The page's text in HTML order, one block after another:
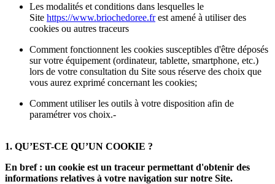
Les modalités et conditions dans lesquelles le
Site https://www.briochedoree.frest amené à utiliser des
cookies ou autres traceurs
Comment fonctionnent les cookies susceptibles d'être déposés
sur votre équipement (ordinateur, tablette, smartphone, etc.)
lors de votre consultation du Site sous réserve des choix que
vous aurez exprimé concernant les cookies;
Comment utiliser les outils à votre disposition afin de
paramétrer vos choix.-
1. QU’EST-CE QU’UN COOKIE ?
En bref : un cookie est un traceur permettant d'obtenir des
informations relatives à votre navigation sur notre Site.